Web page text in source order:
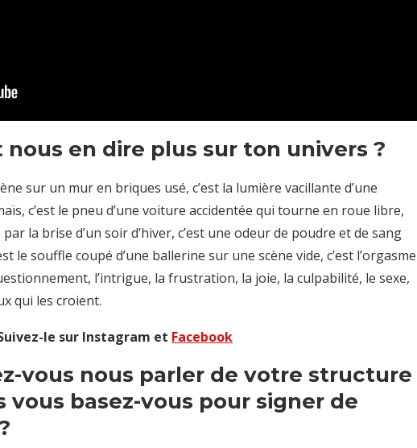
en dire plus sur ton univers ?
sur un mur en briques usé, c’est la lumière vacillante d’une
c’est le pneu d’une voiture accidentée qui tourne en roue libre,
la brise d’un soir d’hiver, c’est une odeur de poudre et de sang
le souffle coupé d’une ballerine sur une scène vide, c’est l’orgasme
l’intrigue, la frustration, la joie, la culpabilité, le sexe,
qui les croient.
le sur Instagram et Facebook
vous nous parler de votre structure
vous basez-vous pour signer de